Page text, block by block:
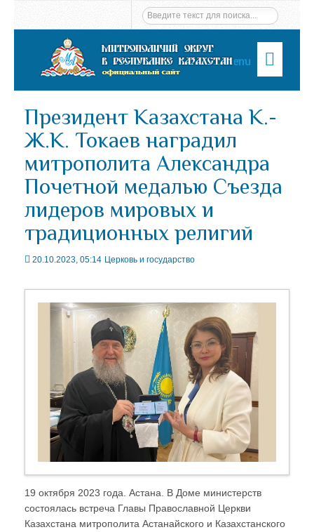
Menu
Президент Казахстана К.-
Ж.К. Токаев наградил
митрополита Александра
Почетной медалью Съезда
лидеров мировых и
традиционных религий
20.10.2023, 05:14 Церковь и государство
19 октября 2023 года. Астана. В Доме министерств
состоялась встреча Главы Православной Церкви
Казахстана митрополита Астанайского и Казахстанского